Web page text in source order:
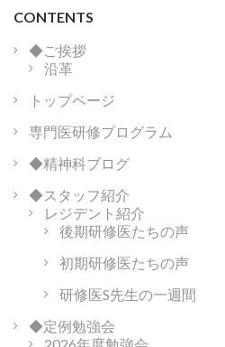
CONTENTS
◆ご挨拶
沿革
トップページ
専門医研修プログラム
◆精神科ブログ
◆スタッフ紹介
レジデント紹介
後期研修医たちの声
初期研修医たちの声
研修医S先生の一週間
◆定例勉強会